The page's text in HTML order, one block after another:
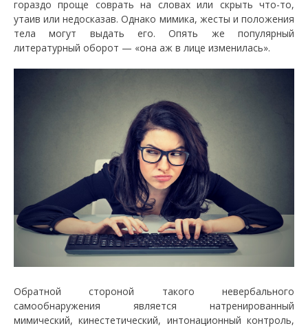
гораздо проще соврать на словах или скрыть что-то,
утаив или недосказав. Однако мимика, жесты и положения
тела могут выдать его. Опять же популярный
литературный оборот — «она аж в лице изменилась».
Обратной стороной такого невербального
самообнаружения является натренированный
мимический, кинестетический, интонационный контроль,